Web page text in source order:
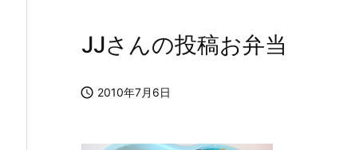
JJさんの投稿お弁当
 2010年7月6日